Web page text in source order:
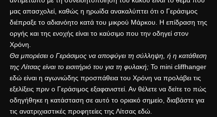
μας απασχολεί, καθώς η ηρωίδα ανακαλύπτει ότι ο Γεράσιμος
διέπραξε το αδιανόητο κατά του μικρού Μάρκου. Η επίδραση της
οργής και της ενοχής είναι το καύσιμο που την οδηγεί στον
Χρόνη.
Θα μπορέσει ο Γεράσιμος να αποφύγει τη σύλληψη, ή η κατάθεση
της Λίτσας είναι το εισιτήριό του για τη φυλακή; Το mini cliffhanger
εδώ είναι η αγωνιώδης προσπάθεια του Χρόνη να προλάβει τις
εξελίξεις πριν ο Γεράσιμος εξαφανιστεί. Αν θέλετε να δείτε το πώς
οδηγήθηκε η κατάσταση σε αυτό το οριακό σημείο, διαβάστε για
τις ανατριχιαστικές προφητείες της Λίτσας εδώ.